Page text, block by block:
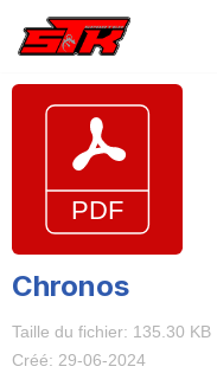
contenu
Chronos
Taille du fichier: 135.30 KB
Créé: 29-06-2024